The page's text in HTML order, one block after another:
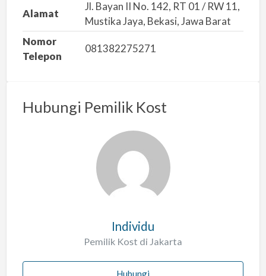
Alamat
Jl. Bayan II No. 142, RT 01 / RW 11,
Mustika Jaya, Bekasi, Jawa Barat
Nomor
Telepon
081382275271
Hubungi Pemilik Kost
Individu
Pemilik Kost di Jakarta
Hubungi